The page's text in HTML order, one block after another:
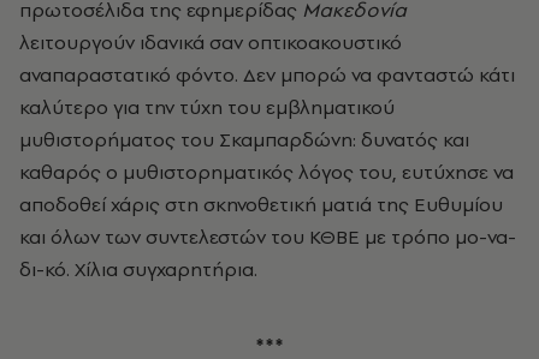
πρωτοσέλιδα της εφημερίδας Μακεδονία
λειτουργούν ιδανικά σαν οπτικοακουστικό
αναπαραστατικό φόντο. Δεν μπορώ να φανταστώ κάτι
καλύτερο για την τύχη του εμβληματικού
μυθιστορήματος του Σκαμπαρδώνη: δυνατός και
καθαρός ο μυθιστορηματικός λόγος του, ευτύχησε να
αποδοθεί χάρις στη σκηνοθετική ματιά της Ευθυμίου
και όλων των συντελεστών του ΚΘΒΕ με τρόπο μο-να-
δι-κό. Χίλια συγχαρητήρια.
***